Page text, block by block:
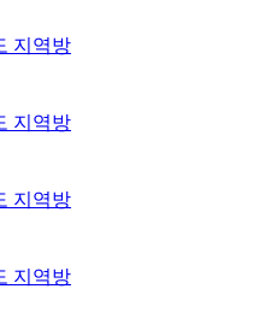
지역방
지역방
지역방
지역방